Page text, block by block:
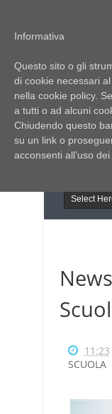
Italia Notizie
Giornale
Giornale
Il
in
11:23
SCUOLA
Informativa
Questo sito o gli
di cookie necessari
nella cookie policy.
a tutti o ad alcuni
Chiudendo questo
su un link o
acconsenti all’uso dei